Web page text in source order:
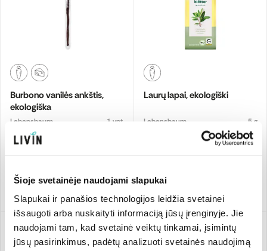
Šioje svetainėje naudojami slapukai
Slapukai ir panašios technologijos leidžia svetainei
išsaugoti arba nuskaityti informaciją jūsų įrenginyje. Jie
naudojami tam, kad svetainė veiktų tinkamai, įsimintų
jūsų pasirinkimus, padėtų analizuoti svetainės naudojimą
Burbono vanilės ankštis,
ekologiška
Lebensbaum 1 vnt.
4,99 €
Pridėti
Laurų lapai, ekologiški
Lebensbaum
5 g